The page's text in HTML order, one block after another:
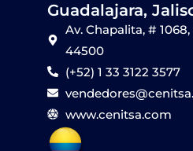
Guadalajara,
Av. Chapalita, #
44500
(+52) 1 33 3122 3577
www.cenitsa.com